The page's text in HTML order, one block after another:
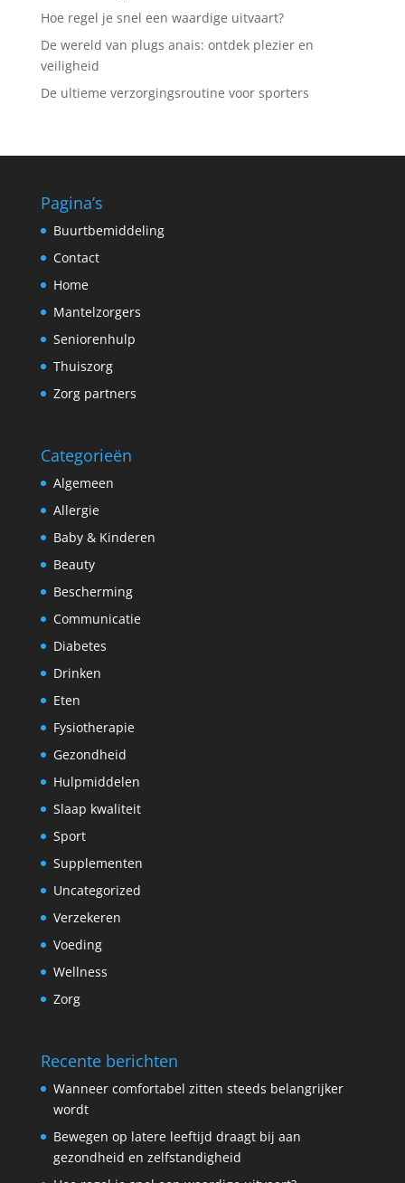
Hoe regel je snel een waardige uitvaart?
De wereld van plugs anais: ontdek plezier en
veiligheid
De ultieme verzorgingsroutine voor sporters
Pagina’s
Buurtbemiddeling
Contact
Home
Mantelzorgers
Seniorenhulp
Thuiszorg
Zorg partners
Categorieën
Algemeen
Allergie
Baby & Kinderen
Beauty
Bescherming
Communicatie
Diabetes
Drinken
Eten
Fysiotherapie
Gezondheid
Hulpmiddelen
Slaap kwaliteit
Sport
Supplementen
Uncategorized
Verzekeren
Voeding
Wellness
Zorg
Recente berichten
Wanneer comfortabel zitten steeds belangrijker
wordt
Bewegen op latere leeftijd draagt bij aan
gezondheid en zelfstandigheid